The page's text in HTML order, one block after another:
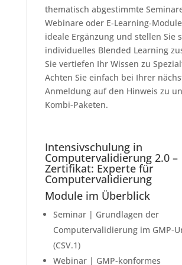
thematisch abgestimmte
Webinare oder E-Learning-
ideale Ergänzung und stellen Sie
individuelles Blended Learning
Sie vertiefen Ihr Wissen zu
Achten Sie einfach bei Ihrer
Anmeldung auf den Hinweis zu
Kombi-Paketen.
Intensivschulung in
Computervalidierung 2.0 –
Zertifikat: Experte für
Computervalidierung
Module im Überblick
Seminar | Grundlagen der
Computervalidierung im GMP-
(CSV.1)
Webinar | GMP-konformes